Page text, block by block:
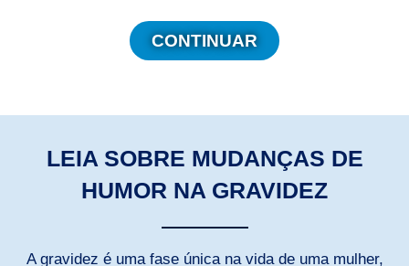
CONTINUAR
LEIA SOBRE MUDANÇAS DE
HUMOR NA GRAVIDEZ
A gravidez é uma fase única na vida de uma mulher,